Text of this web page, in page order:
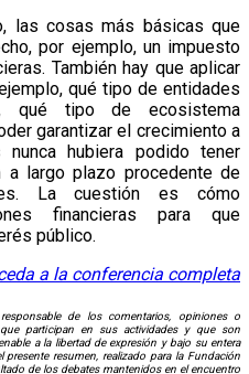
las cosas más básicas que
por ejemplo, un impuesto
También hay que aplicar
qué tipo de entidades
qué tipo de ecosistema
garantizar el crecimiento a
hubiera podido tener
a largo plazo procedente de
La cuestión es cómo
financieras para que
público.
a la conferencia completa
de los comentarios, opiniones o
participan en sus actividades y que son
a la libertad de expresión y bajo su entera
resumen, realizado para la Fundación
de los debates mantenidos en el encuentro